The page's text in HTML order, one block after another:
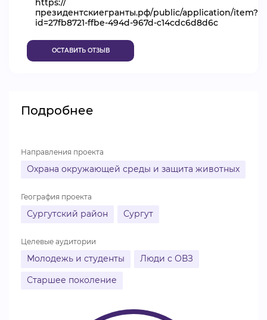
https://
президентскиегранты.рф/public/application/item?
id=27fb8721-ffbe-494d-967d-c14cdc6d8d6c
ОСТАВИТЬ ОТЗЫВ
Подробнее
Направления проекта
Охрана окружающей среды и защита животных
География проекта
Сургутский район Сургут
Целевые аудитории
Молодежь и студенты
Люди с ОВЗ
Старшее поколение